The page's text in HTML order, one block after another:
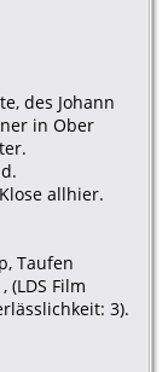
des Johann
in Ober
allhier.
Taufen
(LDS Film
3).